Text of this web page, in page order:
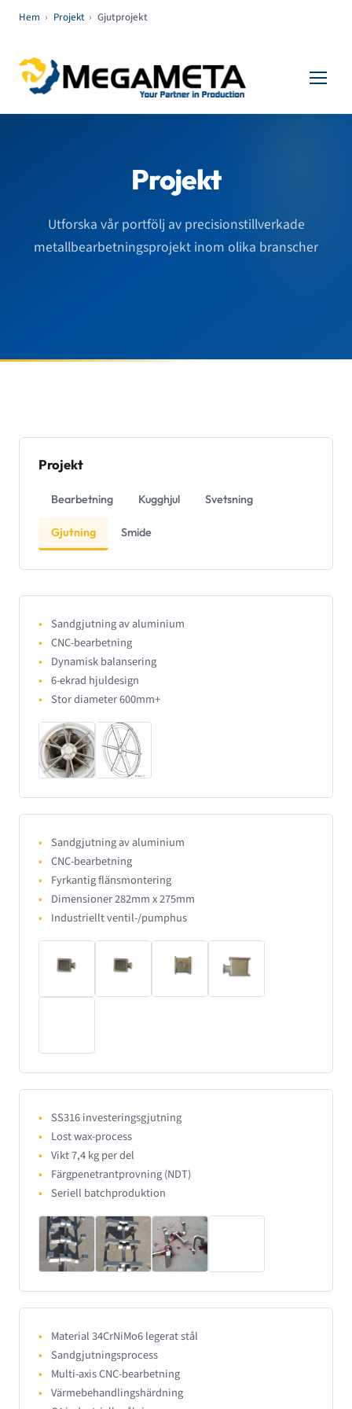
Hem › Projekt › Gjutprojekt
Projekt
Utforska vår portfölj av precisionstillverkade
metallbearbetningsprojekt inom olika branscher
Sandgjutning av aluminium
CNC-bearbetning
Dynamisk balansering
6-ekrad hjuldesign
Stor diameter 600mm+
Sandgjutning av aluminium
CNC-bearbetning
Fyrkantig flänsmontering
Dimensioner 282mm x 275mm
Industriellt ventil-/pumphus
SS316 investeringsgjutning
Lost wax-process
Vikt 7,4 kg per del
Färgpenetrantprovning (NDT)
Seriell batchproduktion
Material 34CrNiMo6 legerat stål
Sandgjutningsprocess
Multi-axis CNC-bearbetning
Värmebehandlingshärdning
Projekt
Bearbetning Kugghjul Svetsning
Gjutning Smide